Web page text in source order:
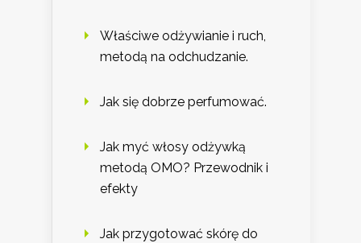
Właściwe odżywianie i ruch,
metodą na odchudzanie.
Jak się dobrze perfumować.
Jak myć włosy odżywką
metodą OMO? Przewodnik i
efekty
Jak przygotować skórę do